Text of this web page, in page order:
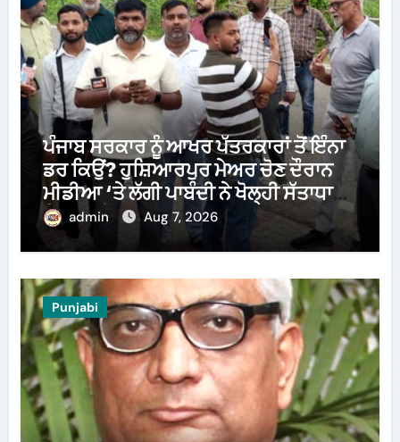
ਪੰਜਾਬ ਸਰਕਾਰ ਨੂੰ ਆਖਰ ਪੱਤਰਕਾਰਾਂ ਤੋਂ ਇੰਨਾ
ਡਰ ਕਿਉਂ? ਹੁਸ਼ਿਆਰਪੁਰ ਮੇਅਰ ਚੋਣ ਦੌਰਾਨ
ਮੀਡੀਆ ‘ਤੇ ਲੱਗੀ ਪਾਬੰਦੀ ਨੇ ਖੋਲ੍ਹੀ ਸੱਤਾਧਾਰੀ
ਧਿਰ ਦੀ ਪੋਲ
admin Aug 7, 2026
Punjabi